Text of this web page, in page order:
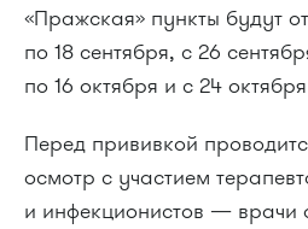
«Пражская» пункты будут
по 18 сентября, с 26
по 16 октября и с 24
Перед прививкой
осмотр с участием
и инфекционистов — врачи